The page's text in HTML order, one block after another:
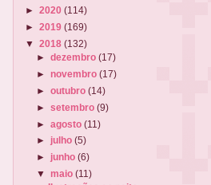
► 2020 (114)
► 2019 (169)
▼ 2018 (132)
►dezembro(17)
►novembro(17)
►outubro(14)
►setembro(9)
►agosto(11)
► julho(5)
► junho(6)
▼maio(11)